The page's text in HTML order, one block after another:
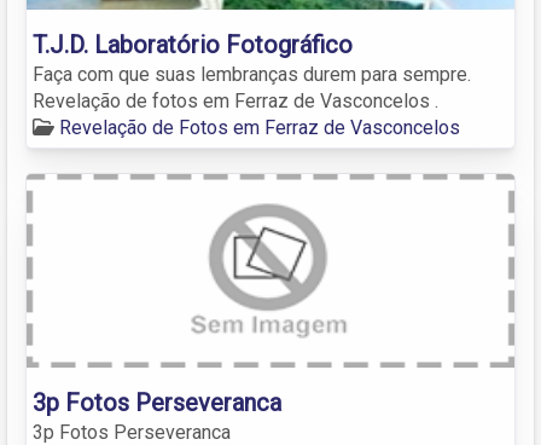
T.J.D. Laboratório Fotográfico
Faça com que suas lembranças durem para sempre.
Revelação de fotos em Ferraz de Vasconcelos .
Revelação de Fotos em Ferraz de Vasconcelos
3p Fotos Perseveranca
3p Fotos Perseveranca